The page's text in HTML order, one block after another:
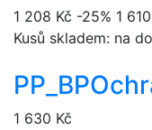
1 208 Kč -25% 1
Kusů skladem: na
PP_BP
1 630 Kč